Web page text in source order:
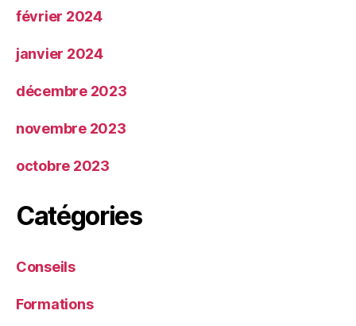
février 2024
janvier 2024
décembre 2023
novembre 2023
octobre 2023
Catégories
Conseils
Formations